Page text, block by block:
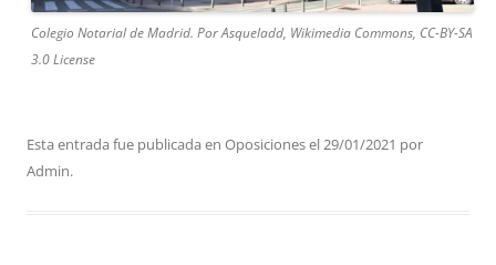
Colegio Notarial de Madrid. Por Asqueladd, Wikimedia Commons, CC-BY-SA
3.0 License
Esta entrada fue publicada en Oposicionesel29/01/2021 por
Admin.